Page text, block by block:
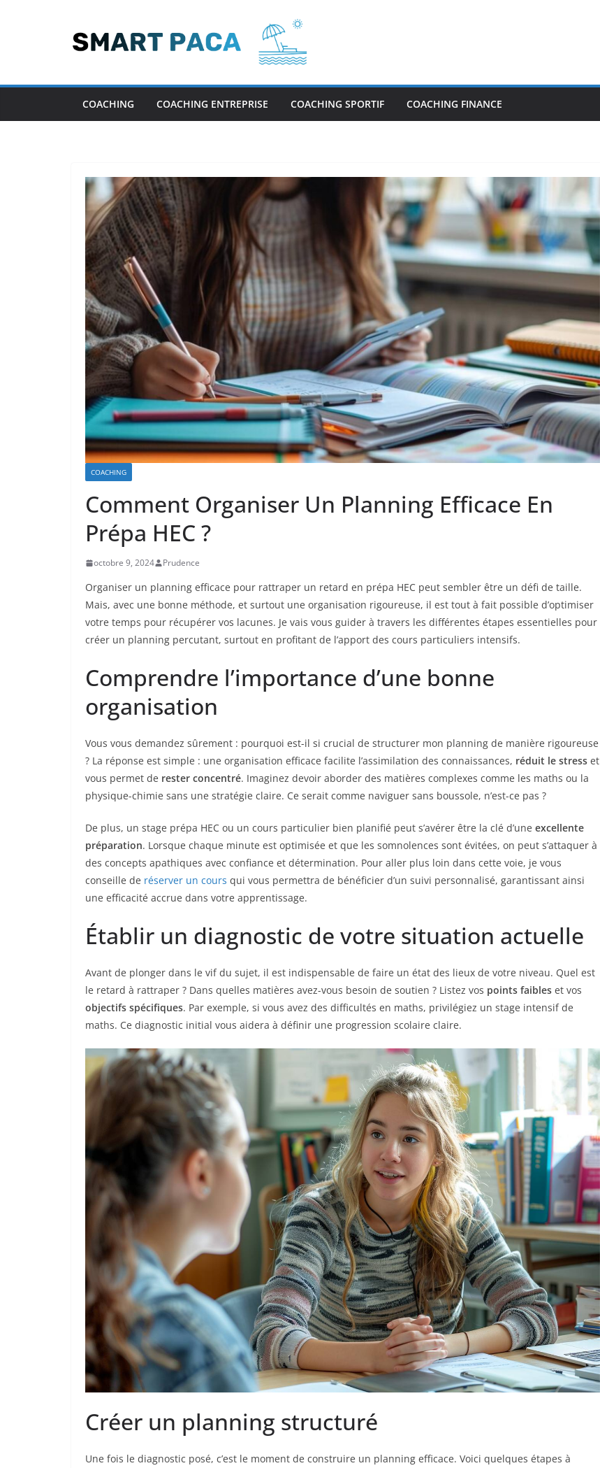
COACHING COACHING ENTREPRISE COACHING SPORTIF COACHING FINANCE
COACHING
Comment Organiser Un Planning Efficace En
Prépa HEC ?
octobre 9, 2024 Prudence
Organiser un planning efficace pour rattraper un retard en prépa HEC peut sembler être un défi de taille.
Mais, avec une bonne méthode, et surtout une organisation rigoureuse, il est tout à fait possible d’optimiser
votre temps pour récupérer vos lacunes. Je vais vous guider à travers les différentes étapes essentielles pour
créer un planning percutant, surtout en profitant de l’apport des cours particuliers intensifs.
Comprendre l’importance d’une bonne
organisation
Vous vous demandez sûrement : pourquoi est-il si crucial de structurer mon planning de manière rigoureuse
? La réponse est simple : une organisation efficace facilite l’assimilation des connaissances, réduit le stress et
vous permet de rester concentré. Imaginez devoir aborder des matières complexes comme les maths ou la
physique-chimie sans une stratégie claire. Ce serait comme naviguer sans boussole, n’est-ce pas ?
De plus, un stage prépa HEC ou un cours particulier bien planifié peut s’avérer être la clé d’une excellente
préparation. Lorsque chaque minute est optimisée et que les somnolences sont évitées, on peut s’attaquer à
des concepts apathiques avec confiance et détermination. Pour aller plus loin dans cette voie, je vous
conseille de réserver un cours qui vous permettra de bénéficier d’un suivi personnalisé, garantissant ainsi
une efficacité accrue dans votre apprentissage.
Établir un diagnostic de votre situation actuelle
Avant de plonger dans le vif du sujet, il est indispensable de faire un état des lieux de votre niveau. Quel est
le retard à rattraper ? Dans quelles matières avez-vous besoin de soutien ? Listez vos points faibles et vos
objectifs spécifiques. Par exemple, si vous avez des difficultés en maths, privilégiez un stage intensif de
maths. Ce diagnostic initial vous aidera à définir une progression scolaire claire.
Créer un planning structuré
Une fois le diagnostic posé, c’est le moment de construire un planning efficace. Voici quelques étapes à